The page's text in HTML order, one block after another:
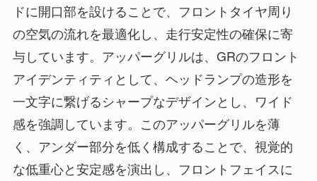
ドに開口部を設けることで、フロントタイヤ周り
の空気の流れを最適化し、走行安定性の確保に寄
与しています。アッパーグリルは、GRのフロント
アイデンティティとして、ヘッドランプの造形を
一文字に繋げるシャープなデザインとし、ワイド
感を強調しています。このアッパーグリルを薄
く、アンダー部分を低く構成することで、視覚的
な低重心と安定感を演出し、フロントフェイスに